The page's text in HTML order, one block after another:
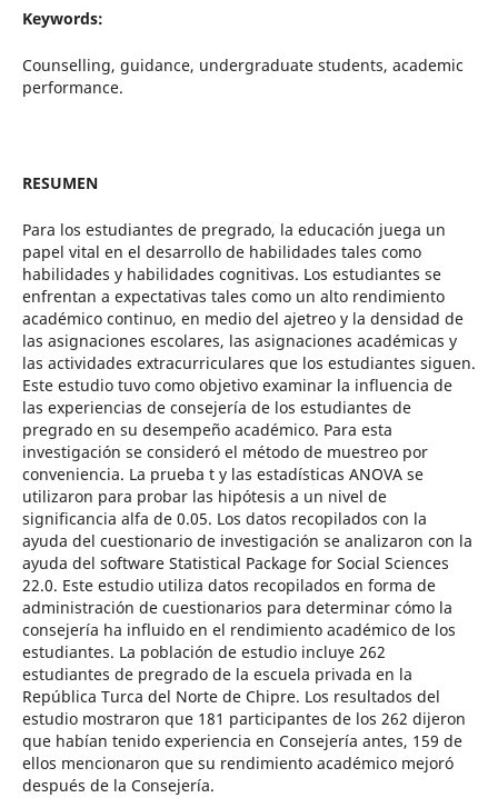
Keywords:
Counselling, guidance, undergraduate students, academic
performance.
RESUMEN
Para los estudiantes de pregrado, la educación juega un
papel vital en el desarrollo de habilidades tales como
habilidades y habilidades cognitivas. Los estudiantes se
enfrentan a expectativas tales como un alto rendimiento
académico continuo, en medio del ajetreo y la densidad de
las asignaciones escolares, las asignaciones académicas y
las actividades extracurriculares que los estudiantes siguen.
Este estudio tuvo como objetivo examinar la influencia de
las experiencias de consejería de los estudiantes de
pregrado en su desempeño académico. Para esta
investigación se consideró el método de muestreo por
conveniencia. La prueba t y las estadísticas ANOVA se
utilizaron para probar las hipótesis a un nivel de
significancia alfa de 0.05. Los datos recopilados con la
ayuda del cuestionario de investigación se analizaron con la
ayuda del software Statistical Package for Social Sciences
22.0. Este estudio utiliza datos recopilados en forma de
administración de cuestionarios para determinar cómo la
consejería ha influido en el rendimiento académico de los
estudiantes. La población de estudio incluye 262
estudiantes de pregrado de la escuela privada en la
República Turca del Norte de Chipre. Los resultados del
estudio mostraron que 181 participantes de los 262 dijeron
que habían tenido experiencia en Consejería antes, 159 de
ellos mencionaron que su rendimiento académico mejoró
después de la Consejería.